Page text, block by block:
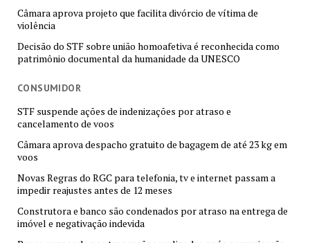
Câmara aprova projeto que facilita divórcio de vítima de
violência
Decisão do STF sobre união homoafetiva é reconhecida como
patrimônio documental da humanidade da UNESCO
CONSUMIDOR
STF suspende ações de indenizações por atraso e
cancelamento de voos
Câmara aprova despacho gratuito de bagagem de até 23 kg em
voos
Novas Regras do RGC para telefonia, tv e internet passam a
impedir reajustes antes de 12 meses
Construtora e banco são condenados por atraso na entrega de
imóvel e negativação indevida